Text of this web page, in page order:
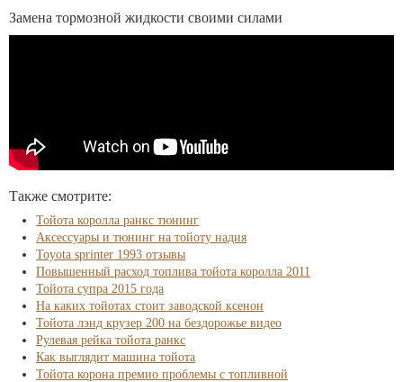
Замена тормозной жидкости своими силами
Также смотрите:
Тойота королла ранкс тюнинг
Аксессуары и тюнинг на тойоту надия
Toyota sprinter 1993 отзывы
Повышенный расход топлива тойота королла 2011
Тойота супра 2015 года
На каких тойотах стоит заводской ксенон
Тойота лэнд крузер 200 на бездорожье видео
Рулевая рейка тойота ранкс
Как выглядит машина тойота
Тойота корона премио проблемы с топливной